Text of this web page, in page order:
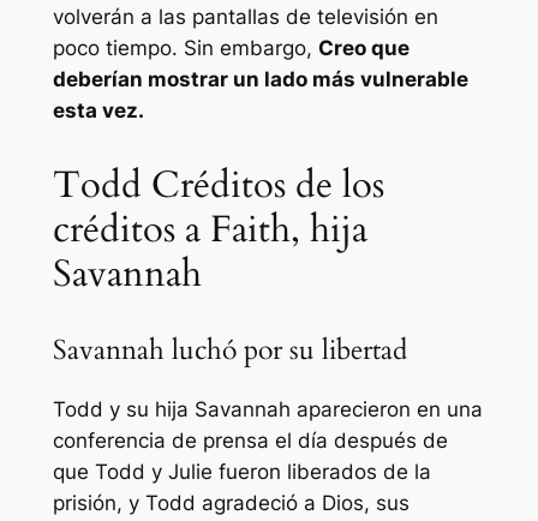
volverán a las pantallas de televisión en
poco tiempo. Sin embargo, Creo que
deberían mostrar un lado más vulnerable
esta vez.
Todd Créditos de los
créditos a Faith, hija
Savannah
Savannah luchó por su libertad
Todd y su hija Savannah aparecieron en una
conferencia de prensa el día después de
que Todd y Julie fueron liberados de la
prisión, y Todd agradeció a Dios, sus